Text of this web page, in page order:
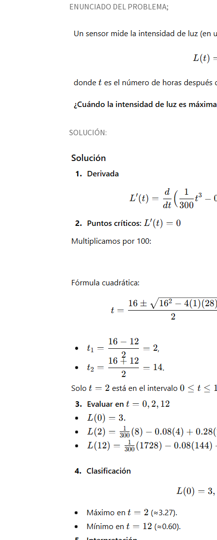
ENUNCIADO DEL PROBLEMA;
SOLUCIÓN: